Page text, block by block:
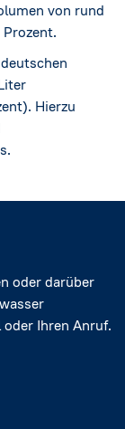
von rund
Hierzu
oder darüber
Ihren Anruf.